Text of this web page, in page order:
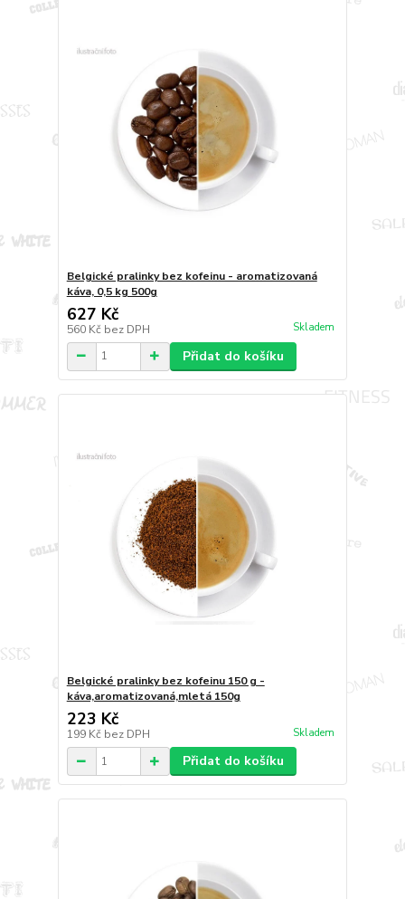
Belgické pralinky bez kofeinu - aromatizovaná
káva, 0,5 kg 500g
627 Kč
560 Kč bez DPH Skladem
Přidat do košíku
Belgické pralinky bez kofeinu 150 g -
káva,aromatizovaná,mletá 150g
223 Kč
199 Kč bez DPH Skladem
Přidat do košíku